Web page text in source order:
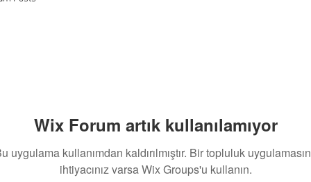
Wix Forum artık kullanılamıyor
uygulama kullanımdan kaldırılmıştır. Bir topluluk
ihtiyacınız varsa Wix Groups'u kullanın.